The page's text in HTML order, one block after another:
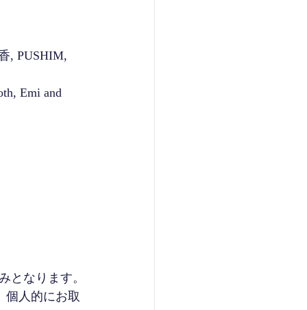
, PUSHIM,
Emi and
となります。
個人的にお取